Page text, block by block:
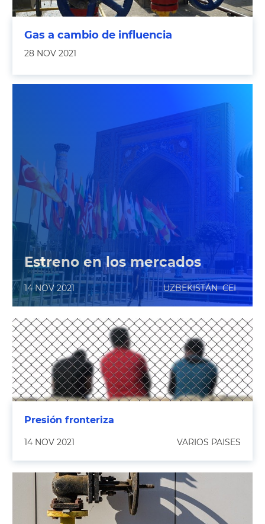
Gas a cambio de influencia
28 NOV 2021
Estreno en los mercados
14 NOV 2021 UZBEKISTÁN CEI
Presión fronteriza
14 NOV 2021 VARIOS PAISES